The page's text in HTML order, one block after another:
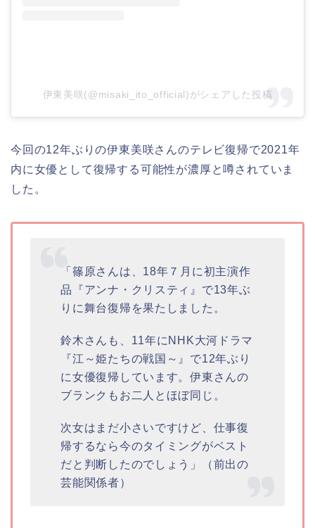
伊東美咲(@misaki_ito_official)がシェアした投稿
今回の12年ぶりの伊東美咲さんのテレビ復帰で2021年
内に女優として復帰する可能性が濃厚と噂されていま
した。
「篠原さんは、18年７月に初主演作
品『アンナ・クリスティ』で13年ぶ
りに舞台復帰を果たしました。
鈴木さんも、11年にNHK大河ドラマ
『江～姫たちの戦国～』で12年ぶり
に女優復帰しています。伊東さんの
ブランクもお二人とほぼ同じ。
次女はまだ小さいですけど、仕事復
帰するなら今のタイミングがベスト
だと判断したのでしょう」（前出の
芸能関係者）